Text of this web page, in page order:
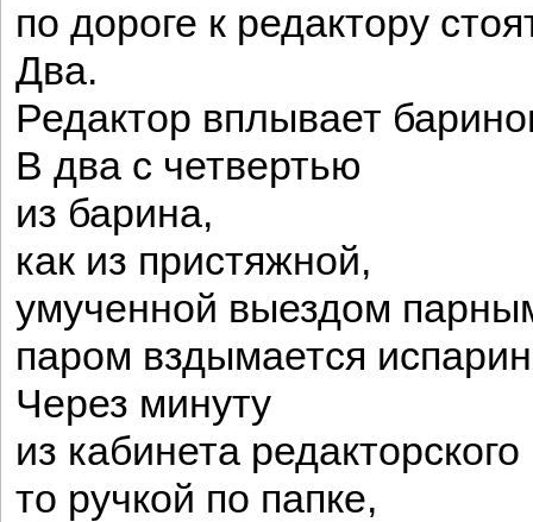
по дороге к редактору
Два.
Редактор вплывает
В два с четвертью
из барина,
как из пристяжной,
умученной выездом
паром вздымается
Через минуту
из кабинета
то ручкой по папке,